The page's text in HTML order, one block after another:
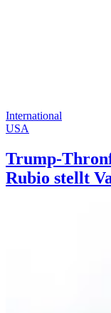
International
USA
Trump-
Rubio stellt